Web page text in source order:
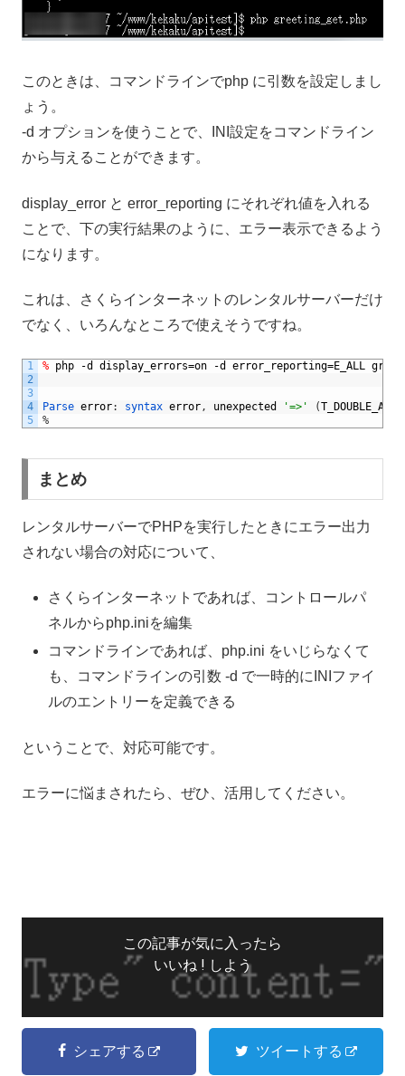
このときは、コマンドラインでphp に引数を設定しまし
ょう。
-d オプションを使うことで、INI設定をコマンドライン
から与えることができます。
display_error と error_reporting にそれぞれ値を入れる
ことで、下の実行結果のように、エラー表示できるよう
になります。
これは、さくらインターネットのレンタルサーバーだけ
でなく、いろんなところで使えそうですね。
1
2
3
4
5
% php -d display_errors=on -d error_reporting=E_ALL
Parse error: syntax error , unexpected '=>' (
%
まとめ
レンタルサーバーでPHPを実行したときにエラー出力
されない場合の対応について、
さくらインターネットであれば、コントロールパ
ネルからphp.iniを編集
コマンドラインであれば、php.ini をいじらなくて
も、コマンドラインの引数 -d で一時的にINIファイ
ルのエントリーを定義できる
ということで、対応可能です。
エラーに悩まされたら、ぜひ、活用してください。
この記事が気に入ったら
いいね ! しよう
シェアする ツイートする